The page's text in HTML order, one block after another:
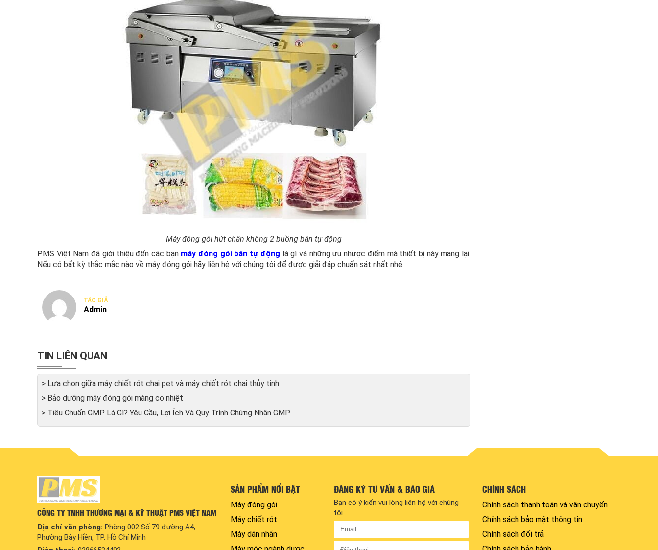
Máy đóng gói hút chân không 2 buồng bán tự động
PMS Việt Nam đã giới thiệu đến các bạn máy đóng gói bán tự động là gì và những ưu nhược điểm mà thiết bị này mang lại.
Nếu có bất kỳ thắc mắc nào về máy đóng gói hãy liên hệ với chúng tôi để được giải đáp chuẩn sát nhất nhé.
TÁC GIẢ
Admin
TIN LIÊN QUAN
> Lựa chọn giữa máy chiết rót chai pet và máy chiết rót chai thủy tinh
> Bảo dưỡng máy đóng gói màng co nhiệt
> Tiêu Chuẩn GMP Là Gì? Yêu Cầu, Lợi Ích Và Quy Trình Chứng Nhận GMP
CÔNG TY TNHH THƯƠNG MẠI & KỸ THUẬT PMS VIỆT NAM
Địa chỉ văn phòng: Phòng 002 Số 79 đường A4,
Phường Bảy Hiền, TP. Hồ Chí Minh
SẢN PHẨM NỔI BẬT
Máy đóng gói
Máy chiết rót
Máy dán nhãn
ĐĂNG KÝ TƯ VẤN & BÁO GIÁ
Bạn có ý kiến vui lòng liên hệ với chúng
tôi
CHÍNH SÁCH
Chính sách thanh toán và vận chuyển
Chính sách bảo mật thông tin
Chính sách đổi trả